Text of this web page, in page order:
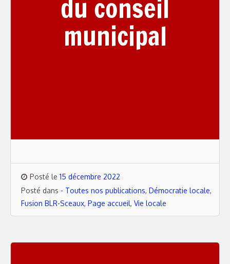
du conseil
municipal
Posté le 15 décembre 2022
Posté dans - Toutes nos publications, Démocratie locale,
Fusion BLR-Sceaux, Page accueil, Vie locale